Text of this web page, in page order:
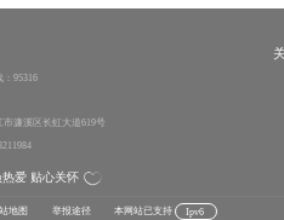
：95316
濂溪区长虹大道619号
爱 贴心关怀
地图 举报途径 本网站已支持 Ipv6